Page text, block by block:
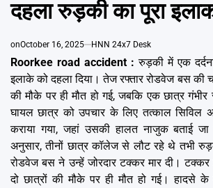
दहला रुड़की का पूरा
onOctober 16, 2025 HNN 24x7 Desk
Roorkee road accident : रुड़की में एक
इलाके को दहला दिया। तेज रफ्तार रोडवेज बस की
की मौके पर ही मौत हो गई, जबकि एक छात्र
घायल छात्र को उपचार के लिए तत्काल सिविल
कराया गया, जहां उसकी हालत नाजुक बताई
अनुसार, तीनों छात्र कॉलेज से लौट रहे थे तभी
रोडवेज बस ने उन्हें जोरदार टक्कर मार दी।
दो छात्रों की मौके पर ही मौत हो गई। हादसे